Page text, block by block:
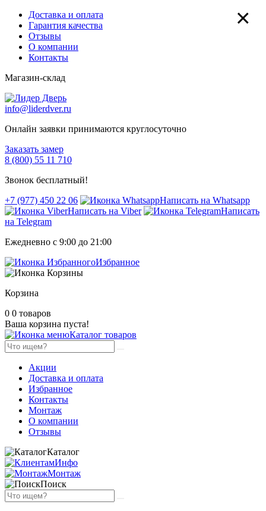
Доставка и оплата
Гарантия качества
Отзывы
О компании
Контакты
Магазин-склад
info@liderdver.ru
Онлайн заявки принимаются круглосуточно
Заказать замер
8 (800) 55 11 710
Звонок бесплатный!
+7 (977) 450 22 06
Написать на Whatsapp
Написать на Viber
Написать
на Telegram
Ежедневно с 9:00 до 21:00
Избранное
Корзина
0 0 товаров
Ваша корзина пуста!
Каталог товаров
Акции
Доставка и оплата
Избранное
Контакты
Монтаж
О компании
Отзывы
Каталог
Инфо
Монтаж
Поиск
×